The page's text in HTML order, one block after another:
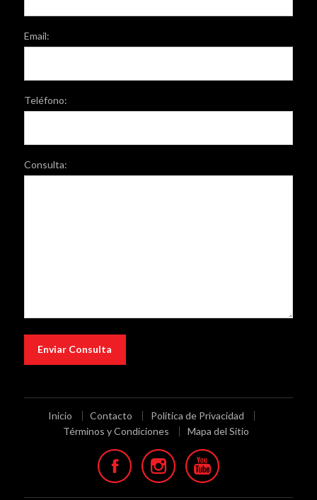
Email:
Teléfono:
Consulta:
Inicio Contacto
Política de Privacidad
Términos y Condiciones
Mapa del Sitio